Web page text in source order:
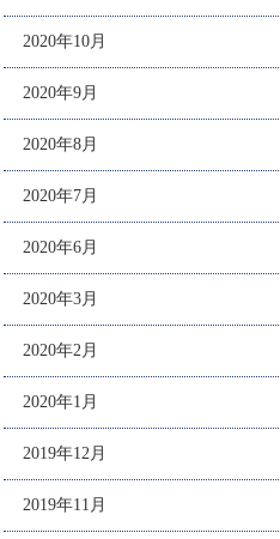
2020年10月
2020年9月
2020年8月
2020年7月
2020年6月
2020年3月
2020年2月
2020年1月
2019年12月
2019年11月